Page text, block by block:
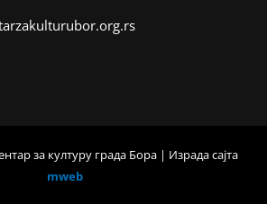
за културу града Бора | Израда сајта
mweb